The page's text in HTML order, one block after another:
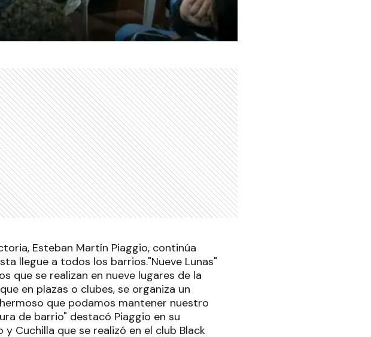
Esteban Martín Piaggio, continúa
llegue a todos los barrios."Nueve Lunas"
que se realizan en nueve lugares de la
en plazas o clubes, se organiza un
que podamos mantener nuestro
de barrio" destacó Piaggio en su
Cuchilla que se realizó en el club Black